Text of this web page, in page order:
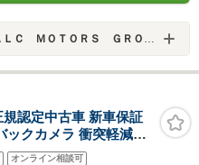
ＭＯＴＯＲＳ ＧＲＯＵＰ
認定中古車 新車保証
ラ 衝突軽減ブ
物ソナー 車線キープ A
オンライン相談可